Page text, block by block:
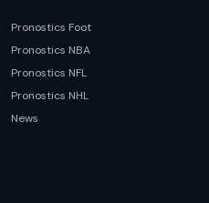
Pronostics Foot
Pronostics NBA
Pronostics NFL
Pronostics NHL
News